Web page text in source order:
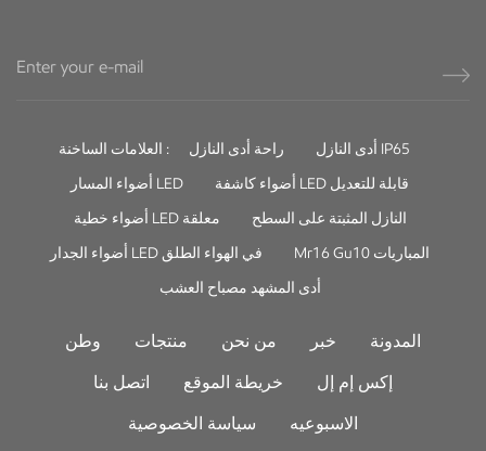
العلامات الساخنة : راحة أدى النازل
أدى النازل IP65
أضواء المسار LED
أضواء كاشفة LED قابلة للتعديل
أضواء خطية LED معلقة
النازل المثبتة على السطح
أضواء الجدار LED في الهواء الطلق
Mr16 Gu10 المباريات
أدى المشهد مصباح العشب
وطن منتجات من نحن خبر
المدونة
اتصل بنا
خريطة الموقع
إكس إم إل
سياسة الخصوصية
الاسبوعيه